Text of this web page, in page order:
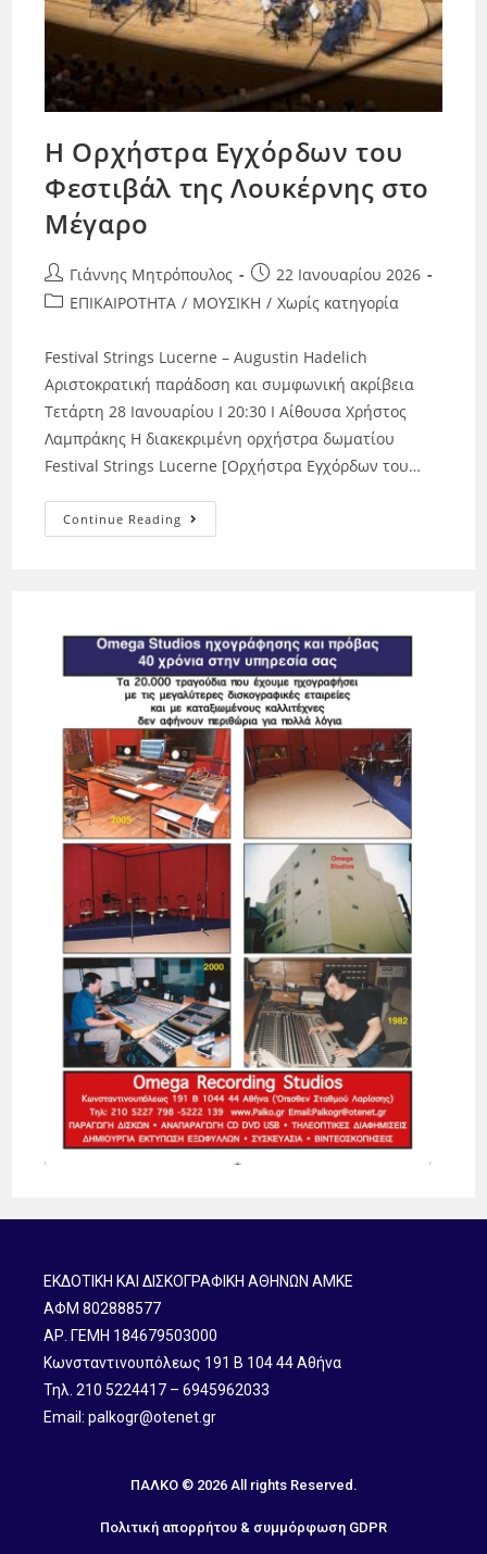
H Ορχήστρα Εγχόρδων του
Φεστιβάλ της Λουκέρνης στο
Μέγαρο
Γιάννης Μητρόπουλος
22 Ιανουαρίου 2026
ΕΠΙΚΑΙΡΟΤΗΤΑ / ΜΟΥΣΙΚΗ / Χωρίς κατηγορία
Festival Strings Lucerne – Augustin Hadelich
Αριστοκρατική παράδοση και συμφωνική ακρίβεια
Τετάρτη 28 Ιανουαρίου Ι 20:30 Ι Αίθουσα Χρήστος
Λαμπράκης Η διακεκριμένη ορχήστρα δωματίου
Festival Strings Lucerne [Ορχήστρα Εγχόρδων του…
Continue Reading
ΕΚΔΟΤΙΚΗ ΚΑΙ ΔΙΣΚΟΓΡΑΦΙΚΗ ΑΘΗΝΩΝ ΑΜΚΕ
ΑΦΜ 802888577
ΑΡ. ΓΕΜΗ 184679503000
Κωνσταντινουπόλεως 191 B 104 44 Αθήνα
Τηλ. 210 5224417 – 6945962033
Email: palkogr@otenet.gr
ΠΑΛΚΟ © 2026 All rights Reserved.
Πολιτική απορρήτου & συμμόρφωση GDPR